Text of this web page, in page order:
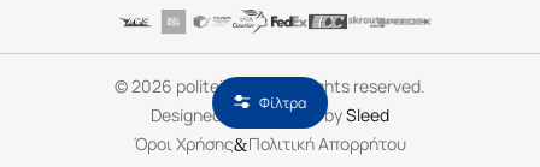
Φίλτρα
©2026 politeianet.gr All rights reserved.
Designed & Developed bySleed
Όροι Χρήσης&Πολιτική Απορρήτου